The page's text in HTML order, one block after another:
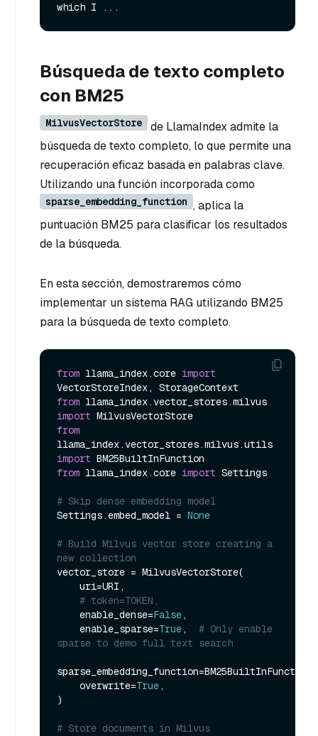
Búsqueda de texto completo
con BM25
MilvusVectorStore
de LlamaIndex admite la
búsqueda de texto completo, lo que permite una
recuperación eficaz basada en palabras clave.
Utilizando una función incorporada como
sparse_embedding_function , aplica la
puntuación BM25 para clasificar los resultados
de la búsqueda.
En esta sección, demostraremos cómo
implementar un sistema RAG utilizando BM25
para la búsqueda de texto completo.
from llama_index.core import
from
import
from
import
from llama_index.core import Settings
# Skip dense embedding model
Settings.embed_model = None
# Build Milvus vector store creating a
new collection
vector_store = MilvusVectorStore(
# token=TOKEN,
    enable_dense=
False,
    enable_sparse=
True, # Only enable
sparse to demo full text search
    overwrite=
True,
)
# Store documents in Milvus